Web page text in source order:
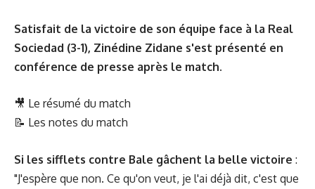
Satisfait de la victoire de son équipe face à la Real
Sociedad (3-1), Zinédine Zidane s'est présenté en
conférence de presse après le match.
🎥 Le résumé du match
📝 Les notes du match
Si les sifflets contre Bale gâchent la belle victoire :
"J'espère que non. Ce qu'on veut, je l'ai déjà dit, c'est que